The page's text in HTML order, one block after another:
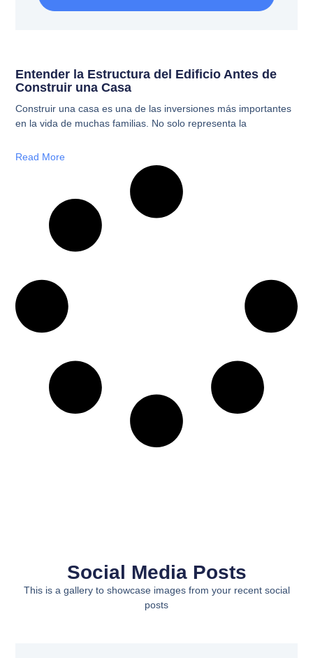
Entender la Estructura del Edificio Antes de
Construir una Casa
Construir una casa es una de las inversiones más importantes
en la vida de muchas familias. No solo representa la
Read More
Social Media Posts
This is a gallery to showcase images from your recent social
posts